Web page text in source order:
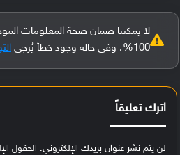
لا يمكننا ضمان صحة المعلومات
100%، وفي حالة وجود خطأ يُرجى
اترك تعليقاً
لن يتم نشر عنوان بريدك الإلكتروني. الحقول